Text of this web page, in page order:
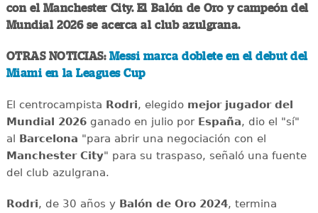
con el Manchester City. El Balón de Oro y campeón del
Mundial 2026 se acerca al club azulgrana.
OTRAS NOTICIAS: Messi marca doblete en el debut del
Miami en la Leagues Cup
El centrocampista Rodri, elegido mejor jugador del
Mundial 2026ganado en julio por España, dio el "sí"
al Barcelona "para abrir una negociación con el
Manchester City" para su traspaso, señaló una fuente
del club azulgrana.
Rodri, de 30 años y Balón de Oro 2024, termina